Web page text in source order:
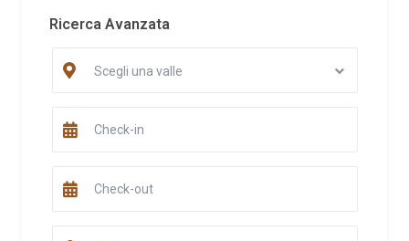
Commento
vacanza a contatto con la natura. Proprietario molto disponibile
Data
Nome
Valutazione
panorama mozzafiato, e Tiziano è un ospite eccezionale,
accoglienza ottima!
Ricerca Avanzata
Scegli una valle